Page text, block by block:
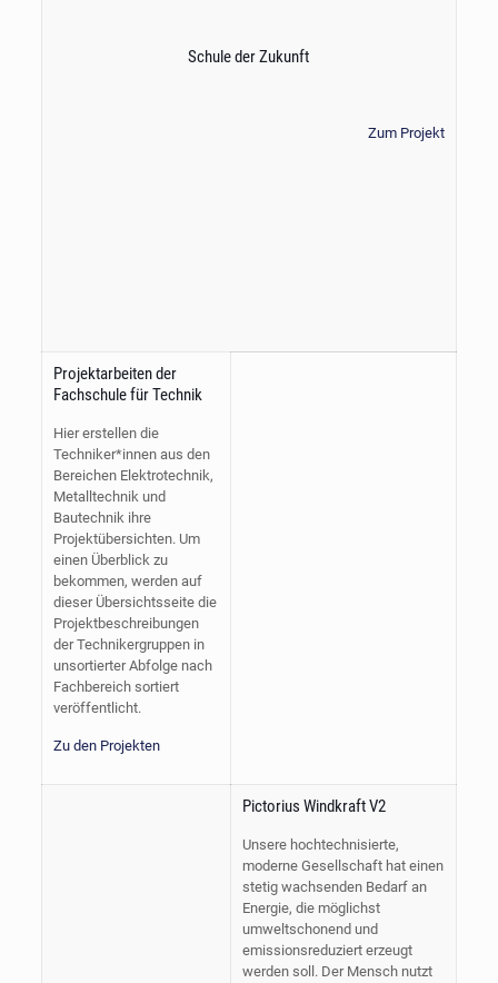
Schule der Zukunft
Zum Projekt
Projektarbeiten der
Fachschule für Technik
Hier erstellen die
Techniker*innen aus den
Bereichen Elektrotechnik,
Metalltechnik und
Bautechnik ihre
Projektübersichten. Um
einen Überblick zu
bekommen, werden auf
dieser Übersichtsseite die
Projektbeschreibungen
der Technikergruppen in
unsortierter Abfolge nach
Fachbereich sortiert
veröffentlicht.
Zu den Projekten
Pictorius Windkraft V2
Unsere hochtechnisierte,
moderne Gesellschaft hat einen
stetig wachsenden Bedarf an
Energie, die möglichst
umweltschonend und
emissionsreduziert erzeugt
werden soll. Der Mensch nutzt